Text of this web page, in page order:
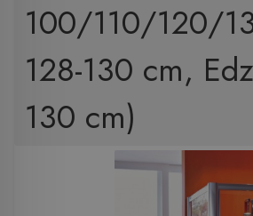
100/110/120/
128-130 cm,
130 cm)